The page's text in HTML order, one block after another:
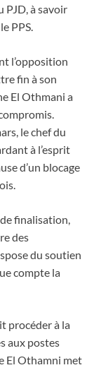
à savoir
PPS.
l’opposition
fin à son
El Othmani a
le chef du
à l’esprit
d’un blocage
finalisation,
des
du soutien
compte la
procéder à la
aux postes
El Othamni met